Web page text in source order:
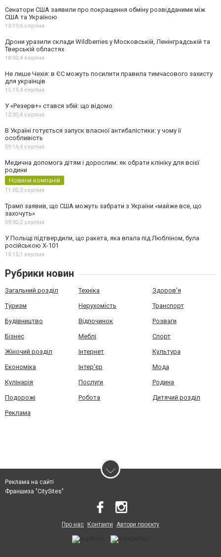
Сенатори США заявили про покращення обміну розвідданими між
США та Україною
13:19,6 серпня
Дрони уразили склади Wildberries у Московській, Ленінградській та
Тверській областях
18:00,4 серпня
Не лише Чехія: в ЄС можуть посилити правила тимчасового захисту
для українців
15:19,4 серпня
У «Резерв+» стався збій: що відомо
12:00,4 серпня
В Україні готується запуск власної антибалістики: у чому її
особливість
09:14,4 серпня
Медична допомога дітям і дорослим: як обрати клініку для всієї
родини
Новини компаній
11:00,3 серпня
Трамп заявив, що США можуть забрати з України «майже все, що
захочуть»
09:00,2 серпня
У Польщі підтвердили, що ракета, яка впала під Любліном, була
російською Х-101
15:15,1 серпня
Рубрики новин
Загальний розділ Техніка Здоров'я
Туризм Нерухомість Транспорт
Будівництво Відпочинок Розваги
Бізнес Меблі Спорт
Жіночий розділ Інтернет Культура
Економіка Інтер'єр Мода
Кулінарія Послуги Родина
Подорожі Робота Дитячий розділ
Реклама
Реклама на сайті
Франшиза "CitySites"
Про нас Контакти Автори проєкту